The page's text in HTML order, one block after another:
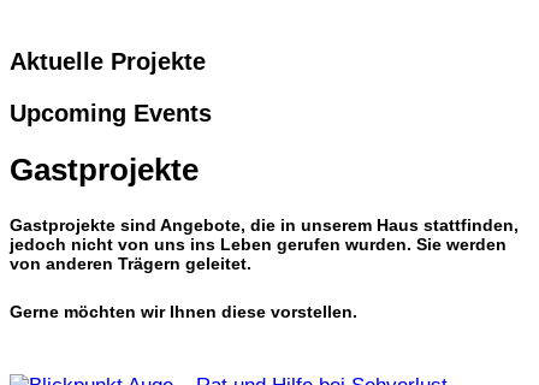
Aktuelle Projekte
Upcoming Events
Gastprojekte
Gastprojekte sind Angebote, die in unserem Haus stattfinden,
jedoch nicht von uns ins Leben gerufen wurden. Sie werden
von anderen Trägern geleitet.
Gerne möchten wir Ihnen diese vorstellen.